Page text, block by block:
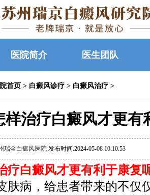
医院简介 医生团队
首页 > 白癜风诊疗 > 白癜风治疗 >
样治疗白癜风才更有
瑞金白癜风医院 发布时间:2024-05-08 10:10:53
白癜风才更有利于康复
肤病，给患者带来的不仅